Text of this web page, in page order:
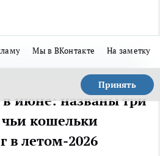
Мы в ВКонтакте На заметку
Принять
в июне: названы три
чьи кошельки
в летом-2026